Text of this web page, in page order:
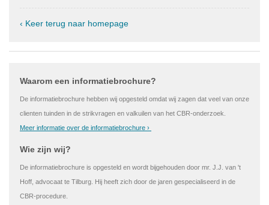
‹ Keer terug naar homepage
Waarom een informatiebrochure?
De informatiebrochure hebben wij opgesteld omdat wij zagen dat veel van onze
clienten tuinden in de strikvragen en valkuilen van het CBR-onderzoek.
Meer informatie over de informatiebrochure ›
Wie zijn wij?
De informatiebrochure is opgesteld en wordt bijgehouden door mr. J.J. van 't
Hoff, advocaat te Tilburg. Hij heeft zich door de jaren gespecialiseerd in de
CBR-procedure.